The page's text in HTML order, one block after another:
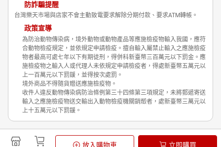
放入購物車 立即購買
防詐騙提醒
台灣樂天市場與店家不會主動致電要求解除分期付款、要求ATM轉帳。
政策宣導
為防治動物傳染病，境外動物或動物產品等應施檢疫物輸入我國，應符
合動物檢疫規定，並依規定申請檢疫。擅自輸入屬禁止輸入之應施檢疫
物者最高可處七年以下有期徒刑，得併科新臺幣三百萬元以下罰金。應
施檢疫物之輸入人或代理人未依規定申請檢疫者，得處新臺幣五萬元以
上一百萬元以下罰鍰，並得按次處罰。
境外商品不得隨貨贈送應施檢疫物。
收件人違反動物傳染病防治條例第三十四條第三項規定，未將郵遞寄送
輸入之應施檢疫物送交輸出入動物檢疫機關銷燬者，處新臺幣三萬元以
上十五萬元以下罰鍰。
Shopping is Entertainment!